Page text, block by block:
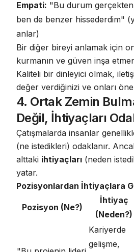
Empati: "Bu durum
ben de benzer hissederdim"
anlar)
Bir diğer bireyi anlamak için
kurmanın ve güven inşa
Kaliteli bir dinleyici olmak,
değer verdiğinizi ve onları
4. Ortak Zemin
Değil, İhtiyaçları
Çatışmalarda insanlar
(ne istedikleri) odaklanır.
alttaki ihtiyaçları (neden
yatar.
Pozisyonlardan İhtiyaçlara
Pozisyon (Ne?)
İhtiyaç
(Neden?)
Kariyerde
gelişme,